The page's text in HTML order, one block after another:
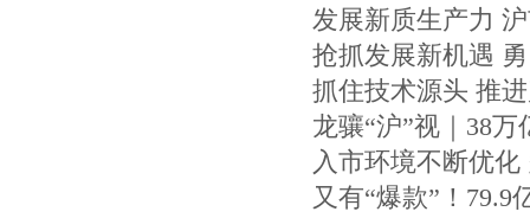
发展新质生产力
抢抓发展新机遇
抓住技术源头 推
龙骧“沪”视｜38
入市环境不断优
又有“爆款”！79.9